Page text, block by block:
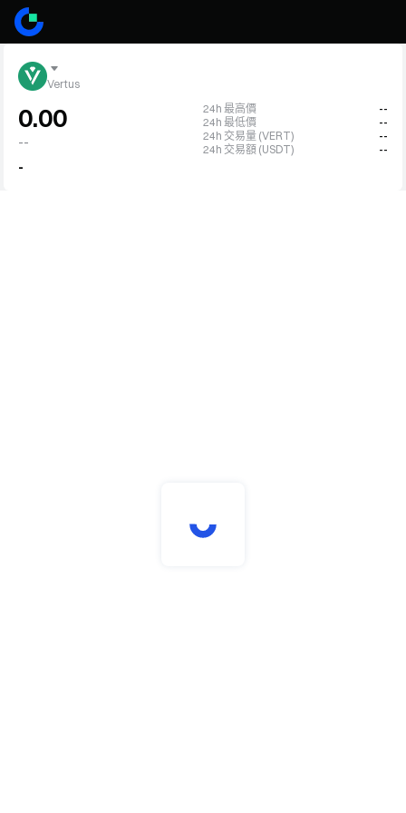
Vertus
0.00
--
-
24h 最高價
--
24h 最低價
--
24h 交易量 (VERT)
--
24h 交易額 (USDT)
--